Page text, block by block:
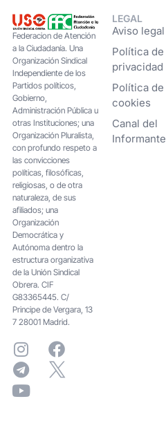
Federacion de Atención
a la Ciudadanía. Una
Organización Sindical
Independiente de los
Partidos políticos,
Gobierno,
Administración Pública u
otras Instituciones; una
Organización Pluralista,
con profundo respeto a
las convicciones
políticas, filosóficas,
religiosas, o de otra
naturaleza, de sus
afiliados; una
Organización
Democrática y
Autónoma dentro la
estructura organizativa
de la Unión Sindical
Obrera. CIF
G83365445. C/
Principe de Vergara, 13
7 28001 Madrid.
LEGAL
Aviso legal
Política de
privacidad
Política de
cookies
Canal del
Informante